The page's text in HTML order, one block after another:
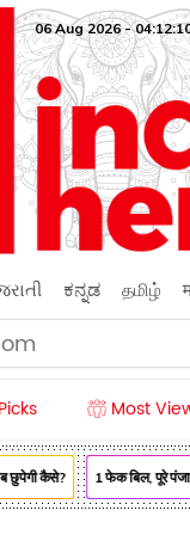
06 Aug 2026 -
ಕನ್ನಡ தமிழ்
Most
कैसे? 1 फेक बिल, पूरे पंजाब